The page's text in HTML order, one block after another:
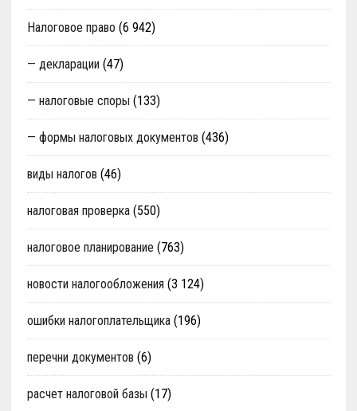
Налоговое право (6 942)
— декларации (47)
— налоговые споры (133)
— формы налоговых документов (436)
виды налогов (46)
налоговая проверка(550)
налоговое планирование (763)
новости налогообложения (3 124)
ошибки налогоплательщика(196)
перечни документов (6)
расчет налоговой базы (17)